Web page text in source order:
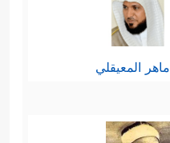
ماهر المعيقلي